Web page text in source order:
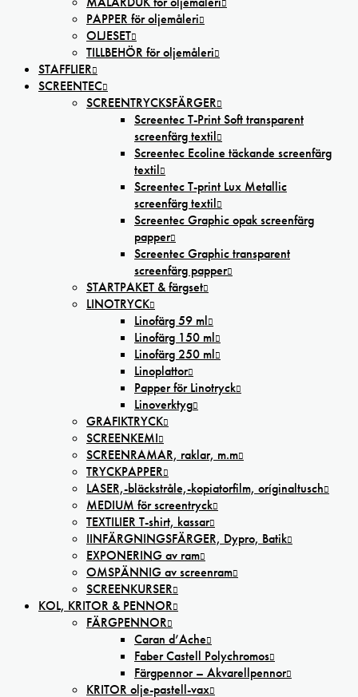
PAPPER för oljemåleri
OLJESET
TILLBEHÖR för oljemåleri
STAFFLIER
SCREENTEC
SCREENTRYCKSFÄRGER
Screentec T-Print Soft transparent
screenfärg textil
Screentec Ecoline täckande screenfärg
textil
Screentec T-print Lux Metallic
screenfärg textil
Screentec Graphic opak screenfärg
papper
Screentec Graphic transparent
screenfärg papper
STARTPAKET & färgset
LINOTRYCK
Linofärg 59 ml
Linofärg 150 ml
Linofärg 250 ml
Linoplattor
Papper för Linotryck
Linoverktyg
GRAFIKTRYCK
SCREENKEMI
SCREENRAMAR, raklar, m.m
TRYCKPAPPER
LASER,-bläckstråle,-kopiatorfilm, oríginaltusch
MEDIUM för screentryck
TEXTILIER T-shirt, kassar
IINFÄRGNINGSFÄRGER, Dypro, Batik
EXPONERING av ram
OMSPÄNNIG av screenram
SCREENKURSER
KOL, KRITOR & PENNOR
FÄRGPENNOR
Caran d’Ache
Faber Castell Polychromos
Färgpennor – Akvarellpennor
KRITOR olje-pastell-vax